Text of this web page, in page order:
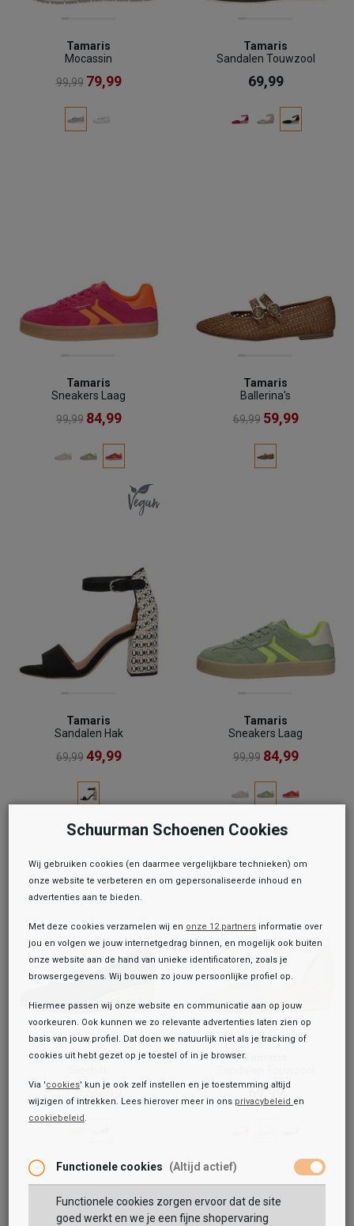
Tamaris
Mocassin
99,99 79,99
Tamaris
Sandalen Touwzool
69,99
Tamaris
Sneakers Laag
99,99 84,99
Tamaris
Ballerina's
69,99 59,99
Tamaris
Sandalen Hak
69,99 49,99
Tamaris
Sneakers Laag
99,99 84,99
Tamaris
59,99
Tamaris
69,99
Schuurman Schoenen Cookies
Wij gebruiken cookies (en daarmee vergelijkbare technieken) om
onze website te verbeteren en om gepersonaliseerde inhoud en
advertenties aan te bieden.
Met deze cookies verzamelen wij en onze 12 partners informatie over
jou en volgen we jouw internetgedrag binnen, en mogelijk ook buiten
onze website aan de hand van unieke identificatoren, zoals je
browsergegevens. Wij bouwen zo jouw persoonlijke profiel op.
Hiermee passen wij onze website en communicatie aan op jouw
voorkeuren. Ook kunnen we zo relevante advertenties laten zien op
basis van jouw profiel. Dat doen we natuurlijk niet als je tracking of
cookies uit hebt gezet op je toestel of in je browser.
Via 'cookies' kun je ook zelf instellen en je toestemming altijd
wijzigen of intrekken. Lees hierover meer in ons privacybeleid en
cookiebeleid .
Functionele cookies (Altijd actief)
Functionele cookies zorgen ervoor dat de site
goed werkt en we je een fijne shopervaring